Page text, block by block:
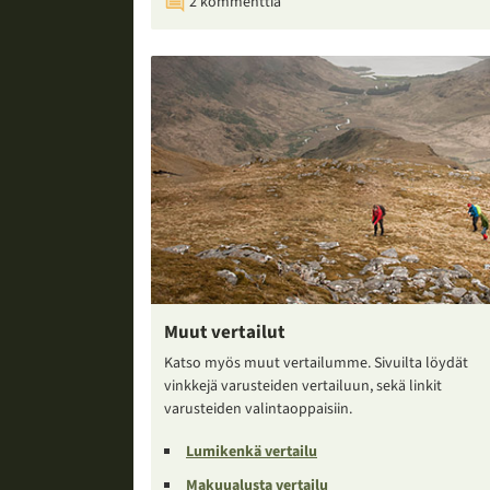
Muut vertailut
Katso myös muut vertailumme. Sivuilta löydät
vinkkejä varusteiden vertailuun, sekä linkit
varusteiden valintaoppaisiin.
Lumikenkä vertailu
Makuualusta vertailu